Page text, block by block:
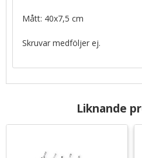
Mått: 40x7,5 cm
Skruvar medföljer ej.
Liknande